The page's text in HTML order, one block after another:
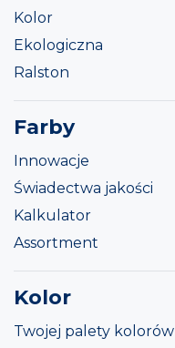
Kolor
Ekologiczna
Ralston
Farby
Innowacje
Świadectwa jakości
Kalkulator
Assortment
Kolor
Twojej palety kolorów